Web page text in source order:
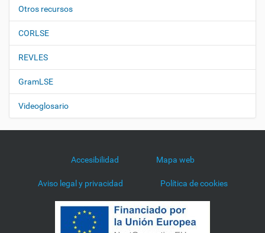
Otros recursos
CORLSE
REVLES
GramLSE
Videoglosario
Accesibilidad Mapa web
Aviso legal y privacidad Política de cookies